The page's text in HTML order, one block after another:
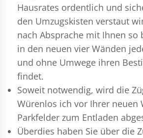
Hausrates ordentlich und
den Umzugskisten verstaut
nach Absprache mit Ihnen so
in den neuen vier Wänden
und ohne Umwege ihren
findet.
Soweit notwendig, wird die
Würenlos ich vor Ihrer neuen
Parkfelder zum Entladen
Überdies haben Sie über die